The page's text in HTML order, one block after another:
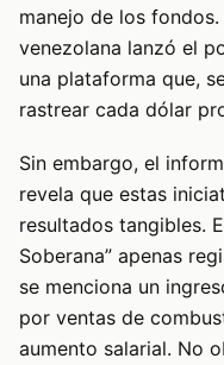
manejo de los
venezolana lanzó el
una plataforma que,
rastrear cada dólar
Sin embargo, el
revela que estas
resultados tangibles.
Soberana” apenas
se menciona un
por ventas de
aumento salarial. No